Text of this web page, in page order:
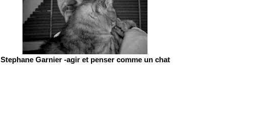
Stephane Garnier -agir et penser comme un chat